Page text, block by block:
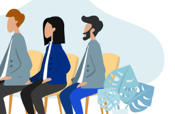
Telp : (+62) 888 0833 8999
Support 1 : +62 811 9114 926
Support 2 : +62 811 9114 916